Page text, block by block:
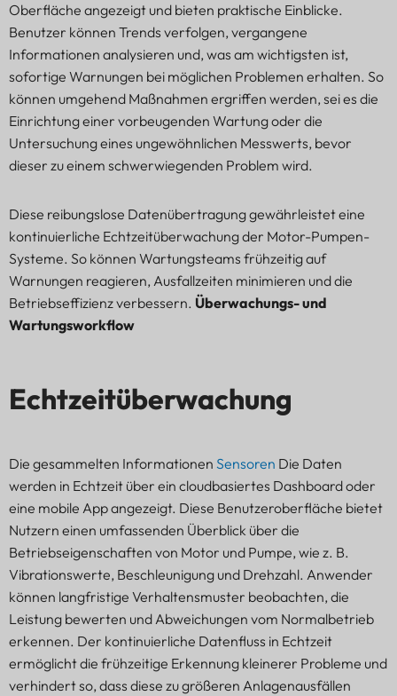
Oberfläche angezeigt und bieten praktische Einblicke.
Benutzer können Trends verfolgen, vergangene
Informationen analysieren und, was am wichtigsten ist,
sofortige Warnungen bei möglichen Problemen erhalten. So
können umgehend Maßnahmen ergriffen werden, sei es die
Einrichtung einer vorbeugenden Wartung oder die
Untersuchung eines ungewöhnlichen Messwerts, bevor
dieser zu einem schwerwiegenden Problem wird.
Diese reibungslose Datenübertragung gewährleistet eine
kontinuierliche Echtzeitüberwachung der Motor-Pumpen-
Systeme. So können Wartungsteams frühzeitig auf
Warnungen reagieren, Ausfallzeiten minimieren und die
Betriebseffizienz verbessern. Überwachungs- und
Wartungsworkflow
Echtzeitüberwachung
Die gesammelten Informationen Sensoren Die Daten
werden in Echtzeit über ein cloudbasiertes Dashboard oder
eine mobile App angezeigt. Diese Benutzeroberfläche bietet
Nutzern einen umfassenden Überblick über die
Betriebseigenschaften von Motor und Pumpe, wie z. B.
Vibrationswerte, Beschleunigung und Drehzahl. Anwender
können langfristige Verhaltensmuster beobachten, die
Leistung bewerten und Abweichungen vom Normalbetrieb
erkennen. Der kontinuierliche Datenfluss in Echtzeit
ermöglicht die frühzeitige Erkennung kleinerer Probleme und
verhindert so, dass diese zu größeren Anlagenausfällen